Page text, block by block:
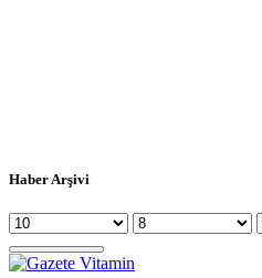
Haber Arşivi